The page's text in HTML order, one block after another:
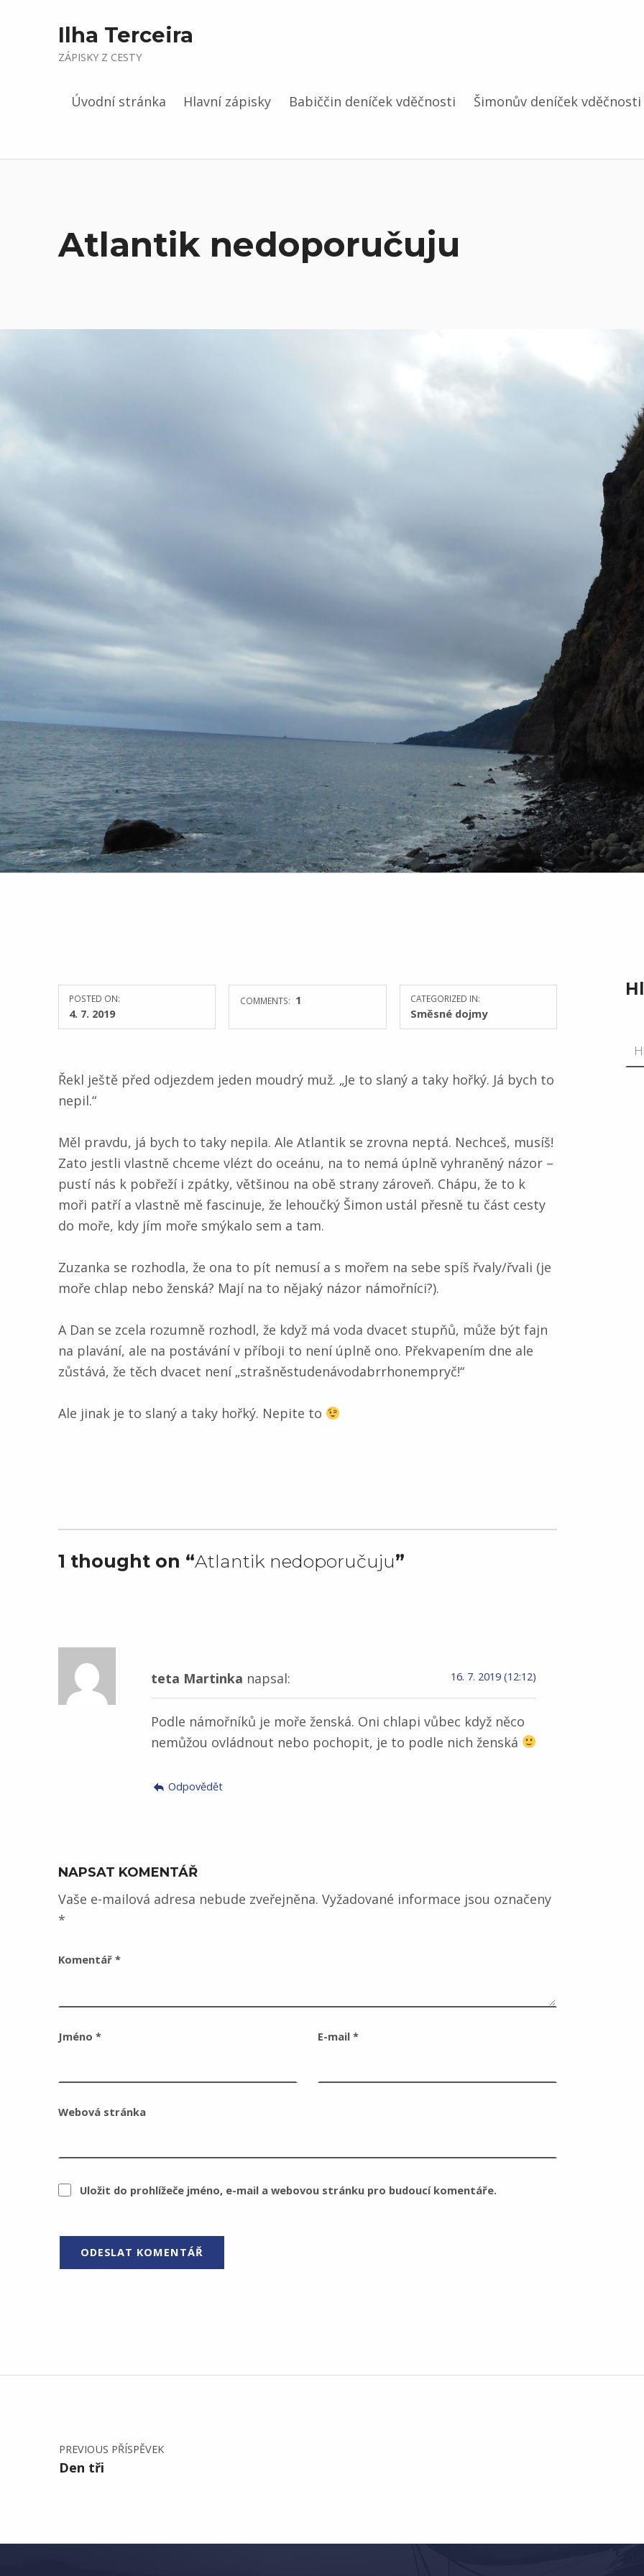
Ilha Terceira
ZÁPISKY Z CESTY
Úvodní stránka Hlavní zápisky Babiččin deníček vděčnosti Šimonův deníček vděčnosti
Atlantik nedoporučuju
POSTED ON:
4. 7. 2019
COMMENTS: 1 CATEGORIZED IN:
Směsné dojmy
Řekl ještě před odjezdem jeden moudrý muž. „Je to slaný a taky hořký. Já bych to
nepil.“
Měl pravdu, já bych to taky nepila. Ale Atlantik se zrovna neptá. Nechceš, musíš!
Zato jestli vlastně chceme vlézt do oceánu, na to nemá úplně vyhraněný názor –
pustí nás k pobřeží i zpátky, většinou na obě strany zároveň. Chápu, že to k
moři patří a vlastně mě fascinuje, že lehoučký Šimon ustál přesně tu část cesty
do moře, kdy jím moře smýkalo sem a tam.
Zuzanka se rozhodla, že ona to pít nemusí a s mořem na sebe spíš řvaly/řvali (je
moře chlap nebo ženská? Mají na to nějaký názor námořníci?).
A Dan se zcela rozumně rozhodl, že když má voda dvacet stupňů, může být fajn
na plavání, ale na postávání v příboji to není úplně ono. Překvapením dne ale
zůstává, že těch dvacet není „strašněstudenávodabrrhonempryč!“
Ale jinak je to slaný a taky hořký. Nepite to
Skip back to main navigation
1 thought on “Atlantik nedoporučuju”
teta Martinka napsal: 16. 7. 2019 (12:12)
Podle námořníků je moře ženská. Oni chlapi vůbec když něco
nemůžou ovládnout nebo pochopit, je to podle nich ženská
Odpovědět
NAPSAT KOMENTÁŘ
Vaše e-mailová adresa nebude zveřejněna. Vyžadované informace jsou označeny
*
Komentář *
Jméno * E-mail *
Webová stránka
Uložit do prohlížeče jméno, e-mail a webovou stránku pro budoucí komentáře.
Navigace pro příspěvek
PREVIOUS PŘÍSPĚVEK
Den tři